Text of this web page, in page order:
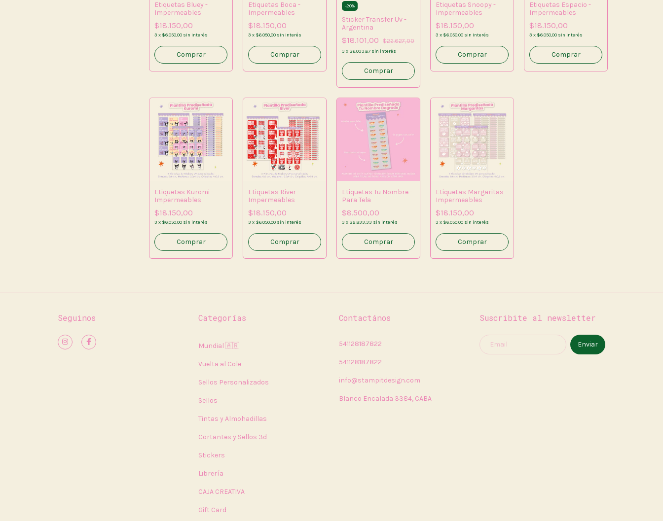
Etiquetas Bluey -
Impermeables
$18.150,00
3 x $6.050,00 sin interés
Etiquetas Boca -
Impermeables
$18.150,00
3 x $6.050,00 sin interés
-20%
Sticker Transfer Uv -
Argentina
$18.101,00 $22.627,00
3 x $6.033,67 sin interés
Etiquetas Snoopy -
Impermeables
$18.150,00
3 x $6.050,00 sin interés
Etiquetas Espacio -
Impermeables
$18.150,00
3 x $6.050,00 sin interés
Etiquetas Kuromi -
Impermeables
$18.150,00
3 x $6.050,00 sin interés
Etiquetas River -
Impermeables
$18.150,00
3 x $6.050,00 sin interés
Etiquetas Tu Nombre -
Para Tela
$8.500,00
3 x $2.833,33 sin interés
Comprar
Etiquetas Margaritas -
Impermeables
$18.150,00
3 x $6.050,00 sin interés
Seguinos Categorías
Mundial 🇦🇷
Vuelta al Cole
Sellos Personalizados
Sellos
Tintas y Almohadillas
Cortantes y Sellos 3d
Stickers
Librería
CAJA CREATIVA
Gift Card
Contactános
541128187822
541128187822
info@stampitdesign.com
Blanco Encalada 3384, CABA
Suscribite al newsletter